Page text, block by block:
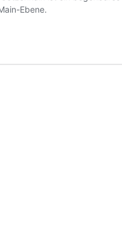
Ebene.